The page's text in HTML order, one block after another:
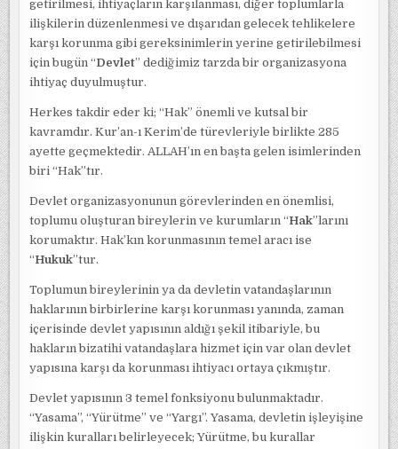
getirilmesi, ihtiyaçların karşılanması, diğer toplumlarla
ilişkilerin düzenlenmesi ve dışarıdan gelecek tehlikelere
karşı korunma gibi gereksinimlerin yerine getirilebilmesi
için bugün “Devlet” dediğimiz tarzda bir organizasyona
ihtiyaç duyulmuştur.
Herkes takdir eder ki; “Hak” önemli ve kutsal bir
kavramdır. Kur’an-ı Kerim’de türevleriyle birlikte 285
ayette geçmektedir. ALLAH’ın en başta gelen isimlerinden
biri “Hak”tır.
Devlet organizasyonunun görevlerinden en önemlisi,
toplumu oluşturan bireylerin ve kurumların “Hak”larını
korumaktır. Hak’kın korunmasının temel aracı ise
“Hukuk”tur.
Toplumun bireylerinin ya da devletin vatandaşlarının
haklarının birbirlerine karşı korunması yanında, zaman
içerisinde devlet yapısının aldığı şekil itibariyle, bu
hakların bizatihi vatandaşlara hizmet için var olan devlet
yapısına karşı da korunması ihtiyacı ortaya çıkmıştır.
Devlet yapısının 3 temel fonksiyonu bulunmaktadır.
“Yasama”, “Yürütme” ve “Yargı”. Yasama, devletin işleyişine
ilişkin kuralları belirleyecek; Yürütme, bu kurallar